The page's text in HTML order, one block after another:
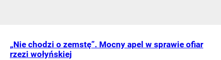
„Nie chodzi o zemstę”. Mocny apel w sprawie ofiar
rzezi wołyńskiej